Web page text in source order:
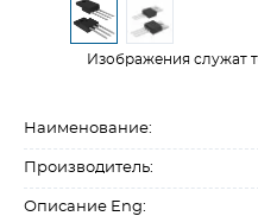
Изображения служат
Наименование:
Производитель:
Описание Eng: